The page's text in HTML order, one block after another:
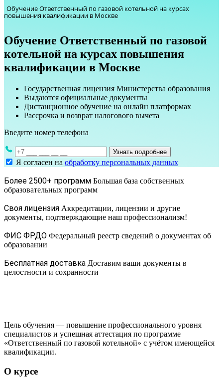
Обучение Ответственный по газовой котельной на курсах
повышения квалификации в Москве
Обучение Ответственный по газовой
котельной на курсах повышения
квалификации в Москве
Государственная лицензия Министерства образования
Выдаются официальные документы
Дистанционное обучение на онлайн платформах
Рассрочка и возврат налогового вычета
Введите номер телефона
Узнать подробнее
Я согласен на обработку персональных данных
Более 2500+ программ Большая база собственных
образовательных программ
Своя лицензия Аккредитации, лицензии и другие
документы, подтверждающие наш профессионализм!
ФИС ФРДО Федеральный реестр сведений о документах об
образовании
Бесплатная доставка Доставим ваши документы в
целостности и сохранности
Цель обучения — повышение профессионального уровня
специалистов и успешная аттестация по программе
«Ответственный по газовой котельной» с учётом имеющейся
квалификации.
О курсе